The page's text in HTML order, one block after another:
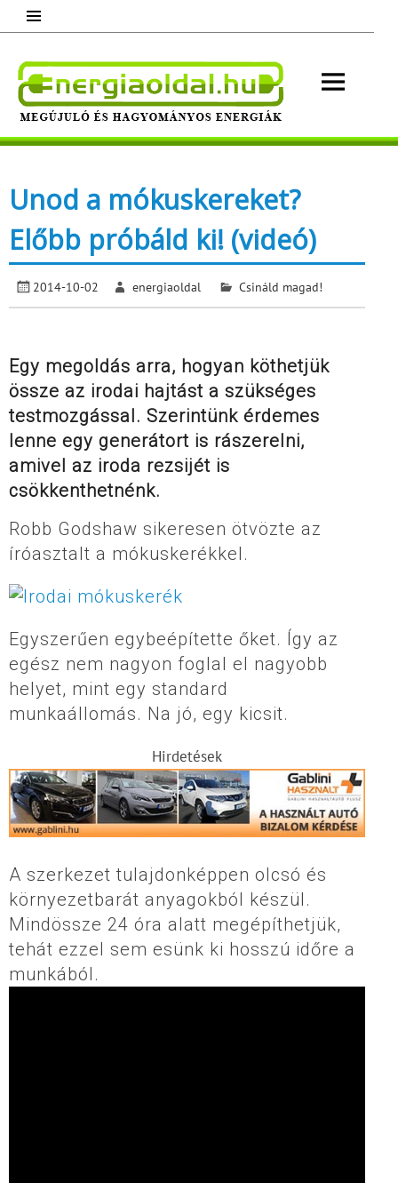
content
Megújuló és hagyományos energiák.
Unod a mókuskereket?
Előbb próbáld ki! (videó)
2014-10-02 energiaoldal Csináld magad!
Egy megoldás arra, hogyan köthetjük
össze az irodai hajtást a szükséges
testmozgással. Szerintünk érdemes
lenne egy generátort is rászerelni,
amivel az iroda rezsijét is
csökkenthetnénk.
Robb Godshaw sikeresen ötvözte az
íróasztalt a mókuskerékkel.
Egyszerűen egybeépítette őket. Így az
egész nem nagyon foglal el nagyobb
helyet, mint egy standard
munkaállomás. Na jó, egy kicsit.
Hirdetések
A szerkezet tulajdonképpen olcsó és
környezetbarát anyagokból készül.
Mindössze 24 óra alatt megépíthetjük,
tehát ezzel sem esünk ki hosszú időre a
munkából.